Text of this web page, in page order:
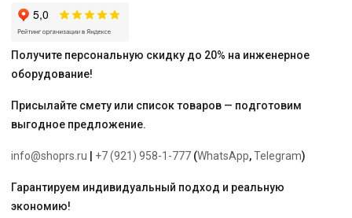
(бухта
100м)
Получите персональную скидку до 20% на инженерное
оборудование!
Присылайте смету или список товаров — подготовим
выгодное предложение.
info@shoprs.ru +7 (921) 958-1-777 (WhatsApp,Telegram)
Гарантируем индивидуальный подход и реальную
экономию!